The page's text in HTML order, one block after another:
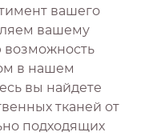
вашего
вашему
в нашем
вы найдете
тканей от
подходящих